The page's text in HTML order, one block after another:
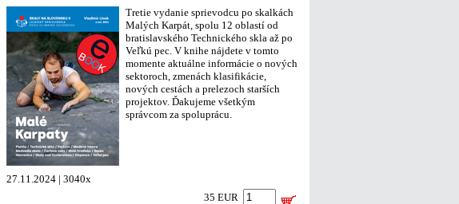
Tretie vydanie sprievodcu po skalkách
Malých Karpát, spolu 12 oblastí od
bratislavského Technického skla až po
Veľkú pec. V knihe nájdete v tomto
momente aktuálne informácie o nových
sektoroch, zmenách klasifikácie,
nových cestách a prelezoch starších
projektov. Ďakujeme všetkým
správcom za spoluprácu.
27.11.2024 | 3040x
35 EUR